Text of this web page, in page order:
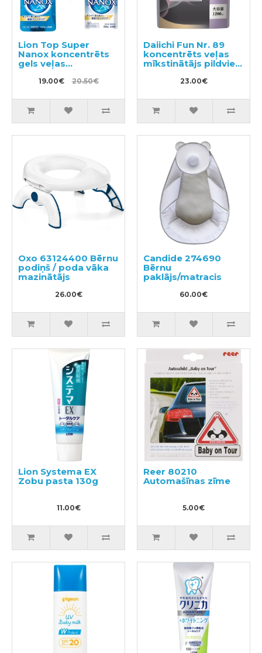
Lion Top Super
Nanox koncentrēts
gels veļas
mazgāšanai 400g +
pildviela 350g
19.00€ 20.50€
Daiichi Fun Nr. 89
koncentrēts veļas
mīkstinātājs pildviela
23.00€
Oxo 63124400 Bērnu
podiņš / poda vāka
mazinātājs
26.00€
Candide 274690
Bērnu
paklājs/matracis
60.00€
Lion Systema EX
Zobu pasta 130g
11.00€
Reer 80210
Automašīnas zīme
5.00€